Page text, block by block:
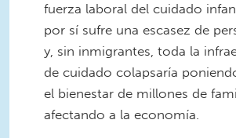
fuerza laboral del cuidado
por sí sufre una escasez de
y, sin inmigrantes, toda la
de cuidado colapsaría
el bienestar de millones de
afectando a la economía.